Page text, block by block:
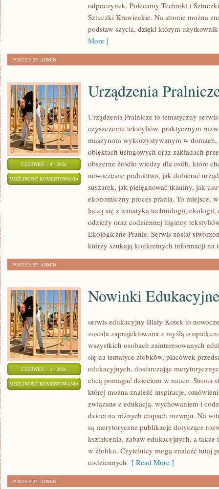
ZERO
WASTE
odpoczynek. Polecamy Techniki i
Sztuczki Krawieckie. Na stronie można
podstaw szycia, dzięki którym
More ]
POSTED BY ADMIN
CZERWIEC - 4 - 2026
MOŻLIWOŚĆ KOMENTOWANIA URZĄDZENIA
PRALNICZE
Urządzenia
Urządzenia Pralnicze to tematyczny
czyszczeniu tekstyliów, praktycznym
maszynom wykorzystywanym w
obiektach usługowych oraz zakładach
obszerne źródło wiedzy dla osób, które
nowoczesne pralnictwo, jak dobierać
suszarek, jak pielęgnować tkaniny, jak
ekonomiczny proces prania. To miejsce,
łączą się z tematyką technologii,
odzieży oraz codziennej higieny
Ekologiczne Pranie. Serwis został
którzy szukają konkretnych informacji na
POSTED BY ADMIN
CZERWIEC - 3 - 2026
MOŻLIWOŚĆ KOMENTOWANIA NOWINKI
EDUKACYJNE
Nowinki Edukacyjne
serwis edukacyjny Biały Kotek to
została zaprojektowana z myślą o
wszystkich osobach zainteresowanych
się na tematyce żłobków, placówek
edukacyjnych, dostarczając
chcą pomagać dzieciom w nauce. Strona
której można znaleźć inspiracje,
związane z edukacją, wychowaniem i
dzieci na różnych etapach rozwoju. Na
są merytoryczne publikacje dotyczące
kształcenia, zabaw edukacyjnych, a
w żłobku. Czytelnicy mogą znaleźć tutaj
codziennych [ Read More ]
POSTED BY ADMIN